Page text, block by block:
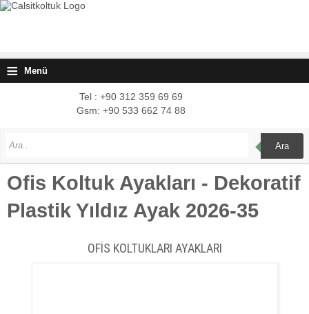
≡ Menü
Tel : +90 312 359 69 69
Gsm: +90 533 662 74 88
Ara
Ofis Koltuk Ayakları - Dekoratif
Plastik Yıldız Ayak 2026-35
OFİS KOLTUKLARI AYAKLARI